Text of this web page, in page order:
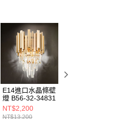
人之同意方可使用
失，本公司不負相關責
之用戶狀況，依本公司
形，本公司將視審查
發現惡意使用之情
額度並採取法律行
E14進口水晶條壁
燈 B56-32-34831
NT$2,200
NT$13,200